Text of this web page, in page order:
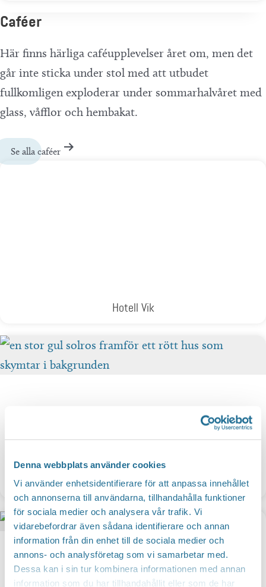
Denna webbplats använder cookies
Vi använder enhetsidentifierare för att anpassa innehållet
och annonserna till användarna, tillhandahålla funktioner
för sociala medier och analysera vår trafik. Vi
vidarebefordrar även sådana identifierare och annan
information från din enhet till de sociala medier och
annons- och analysföretag som vi samarbetar med.
Dessa kan i sin tur kombinera informationen med annan
information som du har tillhandahållit eller som de har
Caféer
Här finns härliga caféupplevelser året om, men det
går inte sticka under stol med att utbudet
fullkomligen exploderar under sommarhalvåret med
glass, våfflor och hembakat.
Se alla caféer
Hotell Vik
Grepstad Gårdsbutik